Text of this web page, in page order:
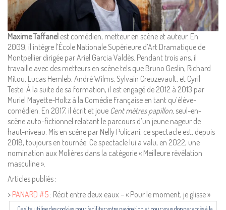
Maxime Taffanel est comédien, metteur en scène et auteur. En
2009, il intègre l’École Nationale Supérieure d’Art Dramatique de
Montpellier dirigée par Ariel Garcia Valdès. Pendant trois ans, il
travaille avec des metteurs en scène tels que Bruno Geslin, Richard
Mitou, Lucas Hemleb, André Wilms, Sylvain Creuzevault, et Cyril
Teste. À la suite de sa formation, il est engagé de 2012 à 2013 par
Muriel Mayette-Holtz à la Comédie Française en tant qu’élève-
comédien. En 2017, il écrit et joue Cent mètres papillon, seul-en-
scène auto-fictionnel relatant le parcours d’un jeune nageur de
haut-niveau. Mis en scène par Nelly Pulicani, ce spectacle est, depuis
2018, toujours en tournée. Ce spectacle lui a valu, en 2022, une
nomination aux Molières dans la catégorie « Meilleure révélation
masculine ».
Articles publiés :
> PANARD #5 : Récit entre deux eaux – « Pour le moment, je glisse »
Pour consulter nos CGV,
mentions légales,
politique de cookies :
cliquez ici
Pour nous contacter ou s'inscrire à l'infolettre mensuelle
diffusion@editions-attribut.fr
Régie publicitaire